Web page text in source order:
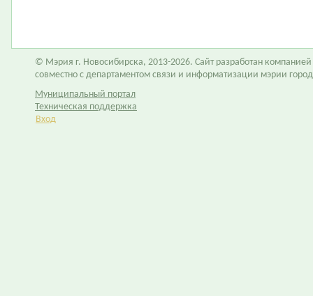
© Мэрия г. Новосибирска, 2013-2026. Сайт разработан компанией
совместно с департаментом связи и информатизации мэрии
Муниципальный портал
Техническая поддержка
Вход